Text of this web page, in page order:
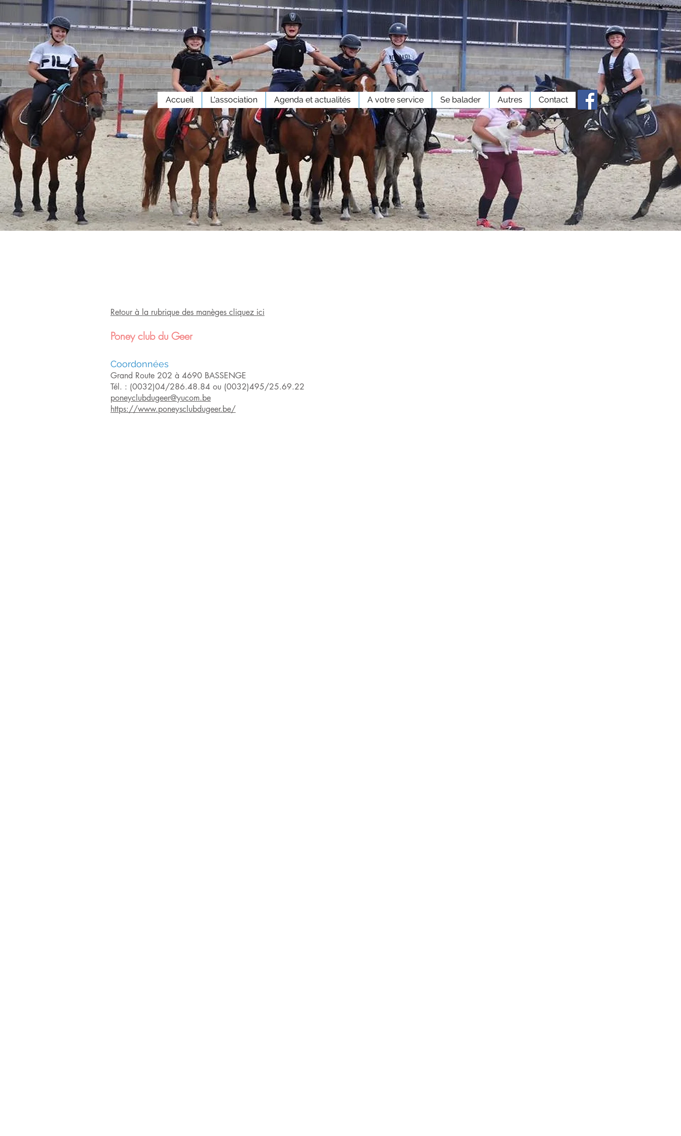
Accueil L'association Agenda et actualités A votre service Se balader Autres Contact
Retour à la rubrique des manèges cliquez ici
Poney club du Geer
Coordonnées
Grand Route 202 à 4690 BASSENGE
Tél. : (0032)04/286.48.84 ou (0032)495/25.69.22
poneyclubdugeer@yucom.be
https://www.poneysclubdugeer.be/